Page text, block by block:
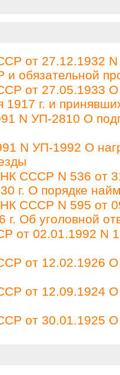
от 27.12.1932 N
обязательной
от 27.05.1933 О
1917 г. и
N УП-2810 О
N УП-1992 О
СССР N 536 от
г. О порядке
СССР N 595 от
Об уголовной
от 02.01.1992 N
от 12.02.1926 О
от 12.09.1924 О
от 30.01.1925 О